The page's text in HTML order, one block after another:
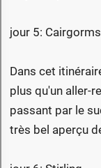
jour 5:
Dans cet
plus qu'un aller-
passant par le
très bel aperçu